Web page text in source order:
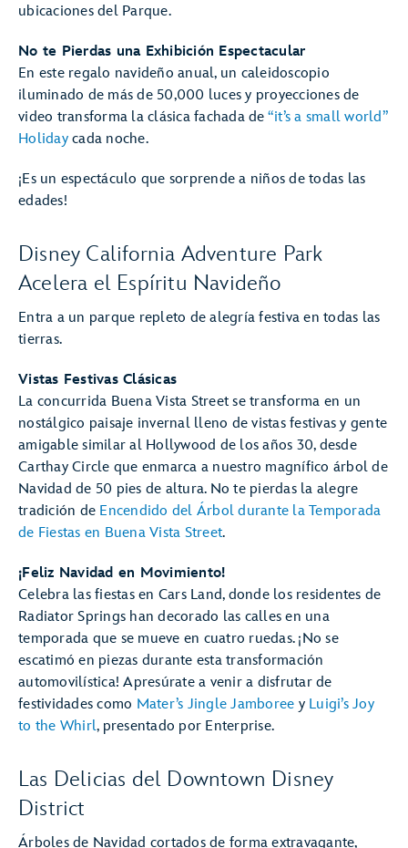
ubicaciones del Parque.
No te Pierdas una Exhibición Espectacular
En este regalo navideño anual, un caleidoscopio
iluminado de más de 50,000 luces y proyecciones de
video transforma la clásica fachada de “it’s a small world”
Holidaycada noche.
¡Es un espectáculo que sorprende a niños de todas las
edades!
Disney California Adventure Park
Acelera el Espíritu Navideño
Entra a un parque repleto de alegría festiva en todas las
tierras.
Vistas Festivas Clásicas
La concurrida Buena Vista Street se transforma en un
nostálgico paisaje invernal lleno de vistas festivas y gente
amigable similar al Hollywood de los años 30, desde
Carthay Circle que enmarca a nuestro magnífico árbol de
Navidad de 50 pies de altura. No te pierdas la alegre
tradición de Encendido del Árbol durante la Temporada
de Fiestas en Buena Vista Street.
¡Feliz Navidad en Movimiento!
Celebra las fiestas en Cars Land, donde los residentes de
Radiator Springs han decorado las calles en una
temporada que se mueve en cuatro ruedas. ¡No se
escatimó en piezas durante esta transformación
automovilística! Apresúrate a venir a disfrutar de
festividades como Mater’s Jingle Jamboree y Luigi’s Joy
to the Whirl, presentado por Enterprise.
Las Delicias del Downtown Disney
District
Árboles de Navidad cortados de forma extravagante,